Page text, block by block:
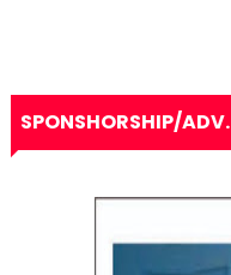
SPONSHORSHIP/ADV.